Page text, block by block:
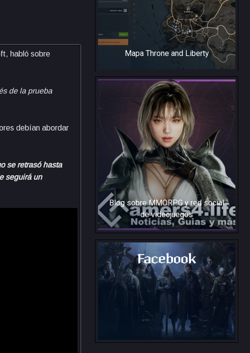
habló sobre
de la prueba
debían abordar
se retrasó hasta
seguirá un
Mapa Throne and Liberty
Blog sobre MMORPG y red social
de videojuegos
Gamers4.Life
Facebook